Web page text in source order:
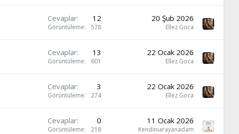
Cevaplar 12
Görüntüleme 578
20 Şub 2026
Ellez Goca
Cevaplar 13
Görüntüleme 601
22 Ocak 2026
Ellez Goca
Cevaplar 3
Görüntüleme 274
22 Ocak 2026
Ellez Goca
Cevaplar 0
Görüntüleme 218
11 Ocak 2026
Kendiniarayanadam